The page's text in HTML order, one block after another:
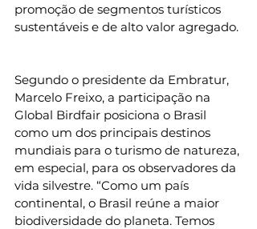
promoção de segmentos turísticos
sustentáveis e de alto valor agregado.
Segundo o presidente da Embratur,
Marcelo Freixo, a participação na
Global Birdfair posiciona o Brasil
como um dos principais destinos
mundiais para o turismo de natureza,
em especial, para os observadores da
vida silvestre. “Como um país
continental, o Brasil reúne a maior
biodiversidade do planeta. Temos